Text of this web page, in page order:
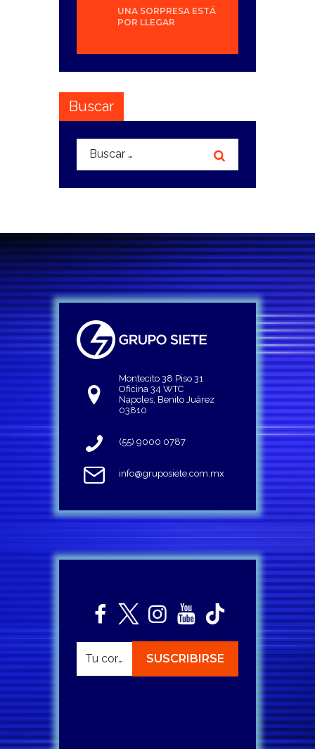
UNA SORPRESA ESTÁ
POR LLEGAR
Buscar
Buscar:
Montecito 38 Piso 31
Oficina 34 WTC
Napoles, Benito Juárez
03810
(55) 9000 0787
info@gruposiete.com.mx